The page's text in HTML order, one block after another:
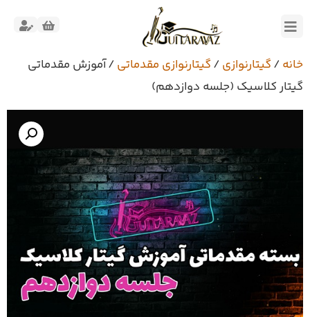
/گیتارنوازی مقدماتی/ آموزش مقدماتی
(جلسه دوازدهم)